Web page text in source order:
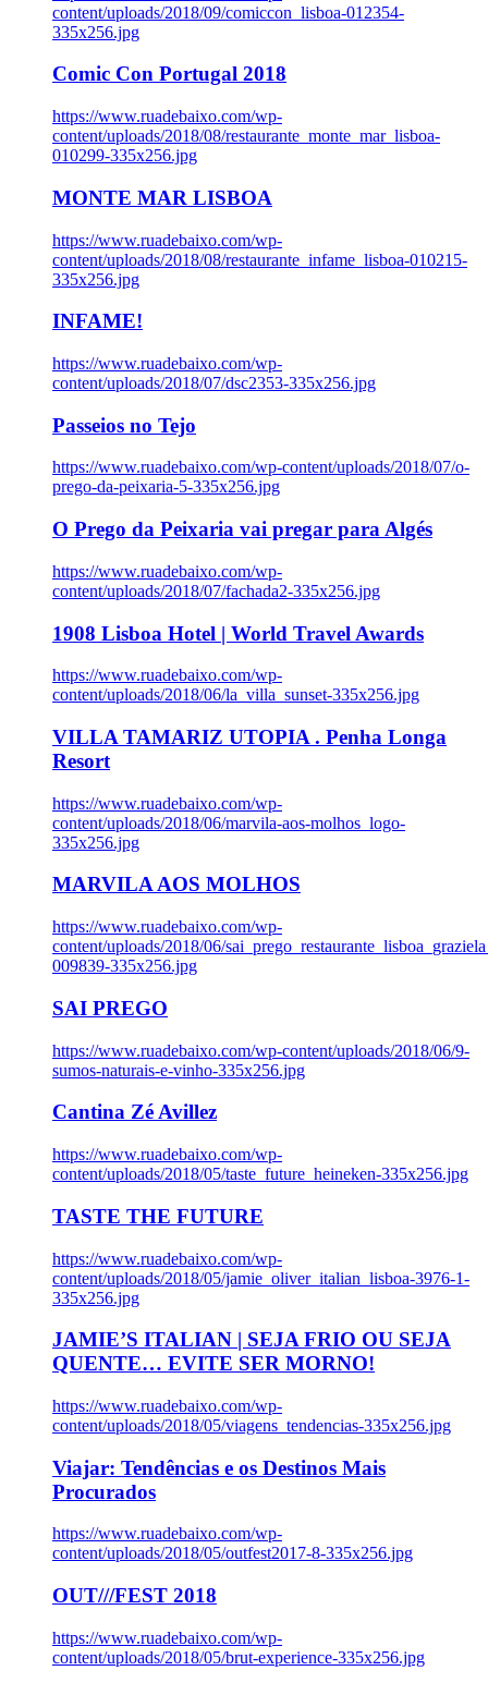
content/uploads/2018/09/comiccon_lisboa-012354-
335x256.jpg
Comic Con Portugal 2018
https://www.ruadebaixo.com/wp-
content/uploads/2018/08/restaurante_monte_mar_lisboa-
010299-335x256.jpg
MONTE MAR LISBOA
https://www.ruadebaixo.com/wp-
content/uploads/2018/08/restaurante_infame_lisboa-010215-
335x256.jpg
INFAME!
https://www.ruadebaixo.com/wp-
content/uploads/2018/07/dsc2353-335x256.jpg
Passeios no Tejo
https://www.ruadebaixo.com/wp-content/uploads/2018/07/o-
prego-da-peixaria-5-335x256.jpg
O Prego da Peixaria vai pregar para Algés
https://www.ruadebaixo.com/wp-
content/uploads/2018/07/fachada2-335x256.jpg
1908 Lisboa Hotel | World Travel Awards
https://www.ruadebaixo.com/wp-
content/uploads/2018/06/la_villa_sunset-335x256.jpg
VILLA TAMARIZ UTOPIA . Penha Longa
Resort
https://www.ruadebaixo.com/wp-
content/uploads/2018/06/marvila-aos-molhos_logo-
335x256.jpg
MARVILA AOS MOLHOS
https://www.ruadebaixo.com/wp-
content/uploads/2018/06/
009839-335x256.jpg
SAI PREGO
https://www.ruadebaixo.com/wp-content/uploads/2018/06/9-
sumos-naturais-e-vinho-335x256.jpg
Cantina Zé Avillez
https://www.ruadebaixo.com/wp-
content/uploads/2018/05/taste_future_heineken-335x256.jpg
TASTE THE FUTURE
https://www.ruadebaixo.com/wp-
content/uploads/2018/05/jamie_oliver_italian_lisboa-3976-1-
335x256.jpg
JAMIE’S ITALIAN | SEJA FRIO OU SEJA
QUENTE… EVITE SER MORNO!
https://www.ruadebaixo.com/wp-
content/uploads/2018/05/viagens_tendencias-335x256.jpg
Viajar: Tendências e os Destinos Mais
Procurados
https://www.ruadebaixo.com/wp-
content/uploads/2018/05/outfest2017-8-335x256.jpg
OUT///FEST 2018
https://www.ruadebaixo.com/wp-
content/uploads/2018/05/brut-experience-335x256.jpg